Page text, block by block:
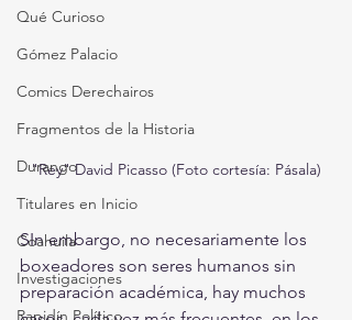
Qué Curioso
Gómez Palacio
Comics Derechairos
Fragmentos de la Historia
Durango
Titulares en Inicio
Coahuila
Investigaciones
Rapidín Político
"Rey" David Picasso (Foto cortesía: Pásala)
SIn embargo, no necesariamente los
boxeadores son seres humanos sin
preparación académica, hay muchos